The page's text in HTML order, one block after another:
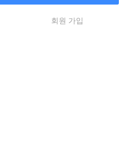
회원 가입